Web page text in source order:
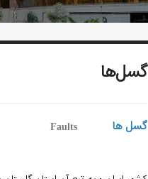
گسل‌ها
گسل‌ ها Faults